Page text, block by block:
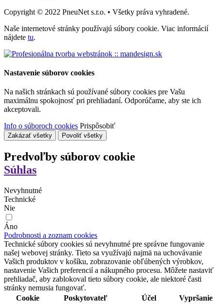
Copyright © 2022 PneuNet s.r.o. • Všetky práva vyhradené.
Naše internetové stránky používajú súbory cookie. Viac informácií
nájdete tu.
Nastavenie súborov cookies
Na našich stránkach sú používané súbory cookies pre Vašu
maximálnu spokojnosť pri prehliadaní. Odporúčame, aby ste ich
akceptovali.
Info o súboroch cookies Prispôsobiť
Zakázať všetky Povoliť všetky
Predvoľby súborov cookie
Súhlas
Nevyhnutné
Technické
Nie
Áno
Podrobnosti a zoznam cookies
Technické súbory cookies sú nevyhnutné pre správne fungovanie
našej webovej stránky. Tieto sa využívajú najmä na uchovávanie
Vašich produktov v košíku, zobrazovanie obľúbených výrobkov,
nastavenie Vašich preferencií a nákupného procesu. Môžete nastaviť
prehliadač, aby zablokoval tieto súbory cookie, ale niektoré časti
stránky nemusia fungovať.
Cookie
Poskytovateľ Účel Vypršanie